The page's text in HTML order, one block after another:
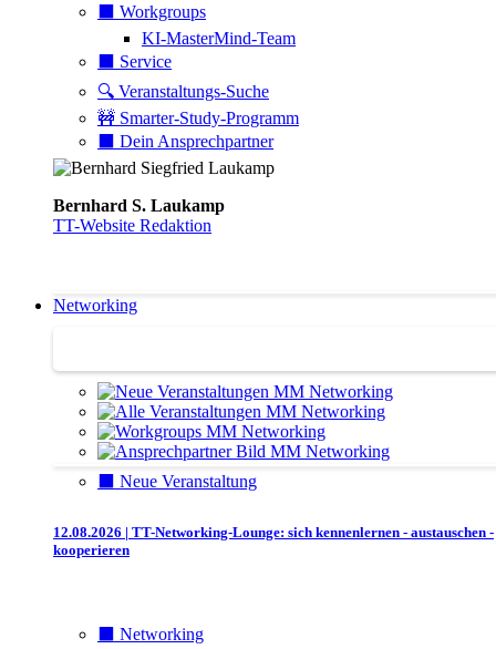
⬛️ Workgroups
KI-MasterMind-Team
⬛️ Service
🔍 Veranstaltungs-Suche
🚧 Smarter-Study-Programm
⬛️ Dein Ansprechpartner
Bernhard S. Laukamp
TT-Website Redaktion
Networking
⬛️ Neue Veranstaltung
12.08.2026 | TT-Networking-Lounge: sich kennenlernen - austauschen -
kooperieren
⬛️ Networking